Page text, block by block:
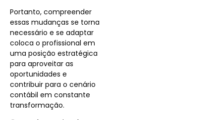
Portanto, compreender
essas mudanças se torna
necessário e se adaptar
coloca o profissional em
uma posição estratégica
para aproveitar as
oportunidades e
contribuir para o cenário
contábil em constante
transformação.